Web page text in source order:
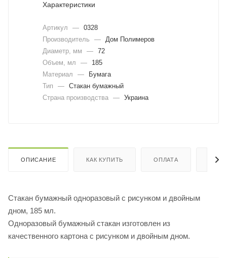
Характеристики
Артикул — 0328
Производитель
—
Дом Полимеров
Диаметр, мм
— 72
Объем, мл
—
185
Материал
—
Бумага
Тип
— Стакан бумажный
Страна производства — Украина
ОПИСАНИЕ КАК КУПИТЬ ОПЛАТА
Стакан бумажный одноразовый с рисунком и двойным
дном, 185 мл.
Одноразовый бумажный стакан изготовлен из
качественного картона с рисунком и двойным дном.